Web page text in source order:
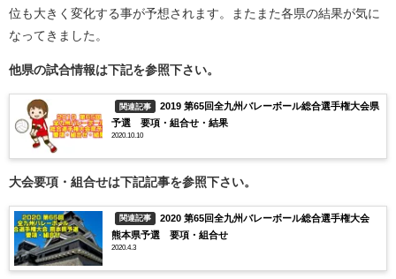
位も大きく変化する事が予想されます。またまた各県の結果が気に
なってきました。
他県の試合情報は下記を参照下さい。
関連記事
2019 第65回全九州バレーボール総合選手権大会県
予選 要項・組合せ・結果
2020.10.10
大会要項・組合せは下記記事を参照下さい。
関連記事
2020 第65回全九州バレーボール総合選手権大会
熊本県予選 要項・組合せ
2020.4.3